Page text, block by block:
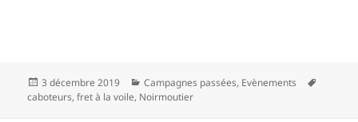
Publié
le
3 décembre 2019 Catégories
Campagnes passées, Evènements
caboteurs,fret à la voile, Noirmoutier